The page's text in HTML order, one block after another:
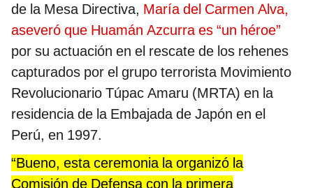
de la Mesa Directiva, María del Carmen Alva,
aseveró que Huamán Azcurra es “un héroe”
por su actuación en el rescate de los rehenes
capturados por el grupo terrorista Movimiento
Revolucionario Túpac Amaru (MRTA) en la
residencia de la Embajada de Japón en el
Perú, en 1997.
“Bueno, esta ceremonia la organizó la
Comisión de Defensa con la primera